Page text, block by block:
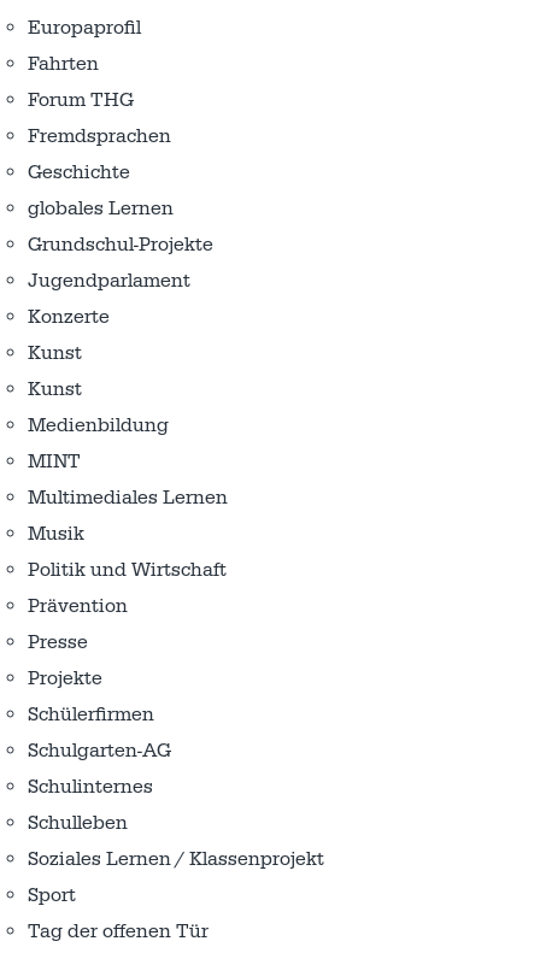
Europaprofil
Fahrten
Forum THG
Fremdsprachen
Geschichte
globales Lernen
Grundschul-Projekte
Jugendparlament
Konzerte
Kunst
Kunst
Medienbildung
MINT
Multimediales Lernen
Musik
Politik und Wirtschaft
Prävention
Presse
Projekte
Schülerfirmen
Schulgarten-AG
Schulinternes
Schulleben
Soziales Lernen / Klassenprojekt
Sport
Tag der offenen Tür